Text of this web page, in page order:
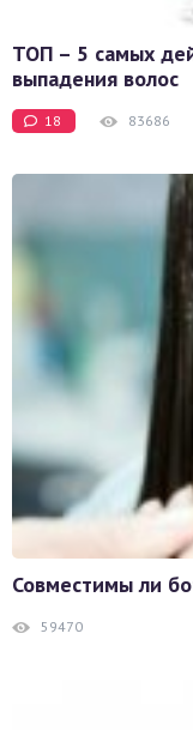
ТОП – 5 самых
выпадения волос
18 83686
Совместимы ли
59470